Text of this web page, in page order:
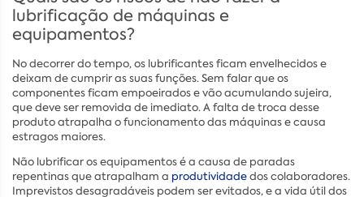
lubrificação de máquinas e
equipamentos?
No decorrer do tempo, os lubrificantes ficam envelhecidos e
deixam de cumprir as suas funções. Sem falar que os
componentes ficam empoeirados e vão acumulando sujeira,
que deve ser removida de imediato. A falta de troca desse
produto atrapalha o funcionamento das máquinas e causa
estragos maiores.
Não lubrificar os equipamentos é a causa de paradas
repentinas que atrapalham a produtividadedos colaboradores.
Imprevistos desagradáveis podem ser evitados, e a vida útil dos